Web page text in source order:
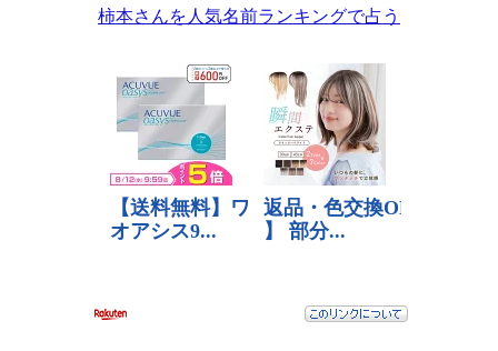
柿本さんを人気名前ランキングで占う